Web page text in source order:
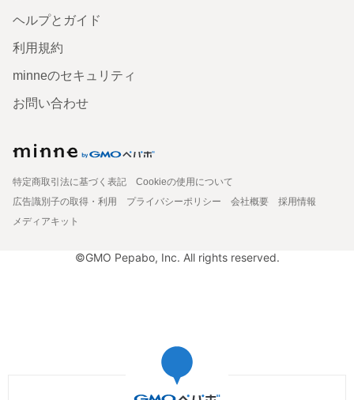
ヘルプとガイド
利用規約
minneのセキュリティ
お問い合わせ
特定商取引法に基づく表記
Cookieの使用について
広告識別子の取得・利用
プライバシーポリシー 会社概要
採用情報
メディアキット
©GMO Pepabo, Inc. All rights reserved.